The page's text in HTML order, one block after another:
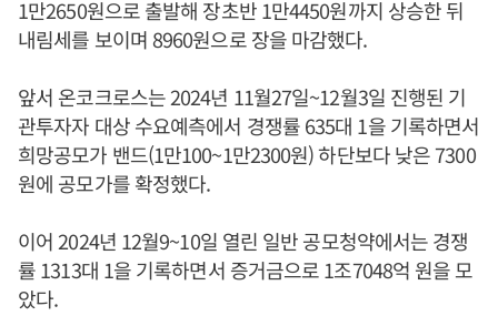
1만2650원으로 출발해 장초반 1만4450원까지 상승한 뒤
내림세를 보이며 8960원으로 장을 마감했다.
앞서 온코크로스는 2024년 11월27일~12월3일 진행된 기
관투자자 대상 수요예측에서 경쟁률 635대 1을 기록하면서
희망공모가 밴드(1만100~1만2300원) 하단보다 낮은 7300
원에 공모가를 확정했다.
이어 2024년 12월9~10일 열린 일반 공모청약에서는 경쟁
률 1313대 1을 기록하면서 증거금으로 1조7048억 원을 모
았다.